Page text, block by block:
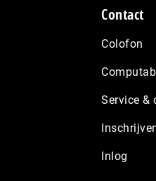
Contact
Colofon
Service &
Inlog